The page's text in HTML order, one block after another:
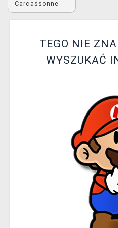
XZONE KLUB
Carcassonne
TEGO NIE
WYSZUKAĆ